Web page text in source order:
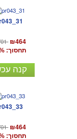
₪464
תחסוך: 34%
קנה
₪464
תחסוך: 34%